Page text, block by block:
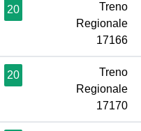
20
Treno
Regionale
17166
20
Treno
Regionale
17170